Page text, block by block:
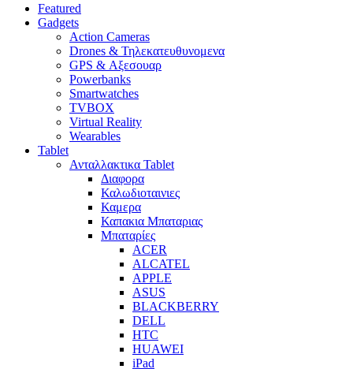
Featured
Gadgets
Action Cameras
Drones & Τηλεκατευθυνομενα
GPS & Αξεσουαρ
Powerbanks
Smartwatches
TVBOX
Virtual Reality
Wearables
Tablet
Ανταλλακτικα Tablet
Διαφορα
Καλωδιοταινιες
Καμερα
Καπακια Μπαταριας
Μπαταρίες
ACER
ALCATEL
APPLE
ASUS
BLACKBERRY
DELL
HTC
HUAWEI
iPad